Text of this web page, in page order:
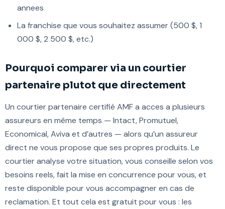
annees
La franchise que vous souhaitez assumer (500 $, 1
000 $, 2 500 $, etc.)
Pourquoi comparer via un courtier
partenaire plutot que directement
Un courtier partenaire certifié AMF a acces a plusieurs
assureurs en même temps — Intact, Promutuel,
Economical, Aviva et d’autres — alors qu’un assureur
direct ne vous propose que ses propres produits. Le
courtier analyse votre situation, vous conseille selon vos
besoins reels, fait la mise en concurrence pour vous, et
reste disponible pour vous accompagner en cas de
reclamation. Et tout cela est gratuit pour vous : les